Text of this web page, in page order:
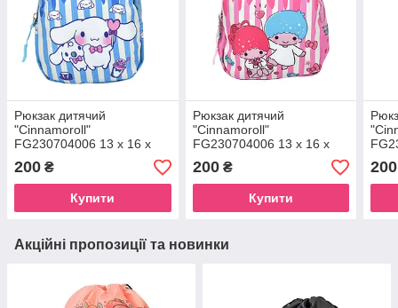
Рюкзак дитячий
"Cinnamoroll"
FG230704006 13 x 16 x
6,5 см 1 ремінь, застібка-
блискавка Blue
200 ₴
Купити
Рюкзак дитячий
"Cinnamoroll"
FG230704006 13 x 16 x
6,5 см 1 ремінь, застібка-
блискавка Pink-1
200₴
Купити
6,5
200
Акційні пропозиції та новинки